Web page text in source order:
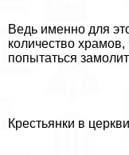
Ведь именно для
количество
попытаться
Крестьянки в